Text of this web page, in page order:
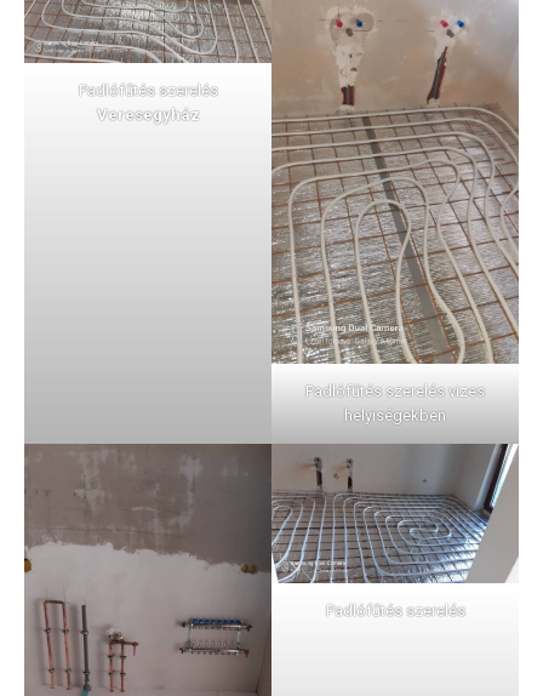
Padlófűtés szerelés
Veresegyház
Padlófűtés szerelés vizes
helyiségekben
Padlófűtés szerelés